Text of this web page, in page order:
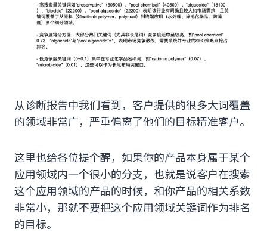
从诊断报告中我们看到，客户提供的很多大词覆盖
的领域非常广，严重偏离了他们的目标精准客户。
这里也给各位提个醒，如果你的产品本身属于某个
应用领域内一个很小的分支，也就是说客户在搜索
这个应用领域的产品的时候，和你产品的相关系数
非常小，那就不要把这个应用领域关键词作为排名
的目标。